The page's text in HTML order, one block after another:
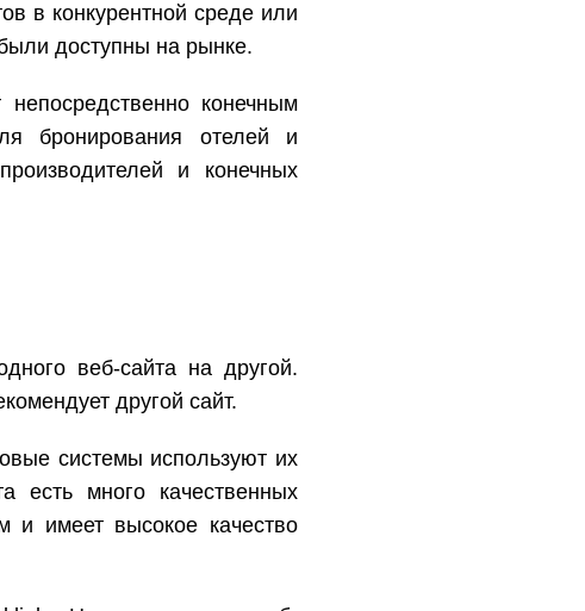
в конкурентной среде или
доступны на рынке.
конечным
бронирования отелей и
и конечных
веб-сайта на другой.
другой сайт.
системы используют их
есть много качественных
и имеет высокое качество